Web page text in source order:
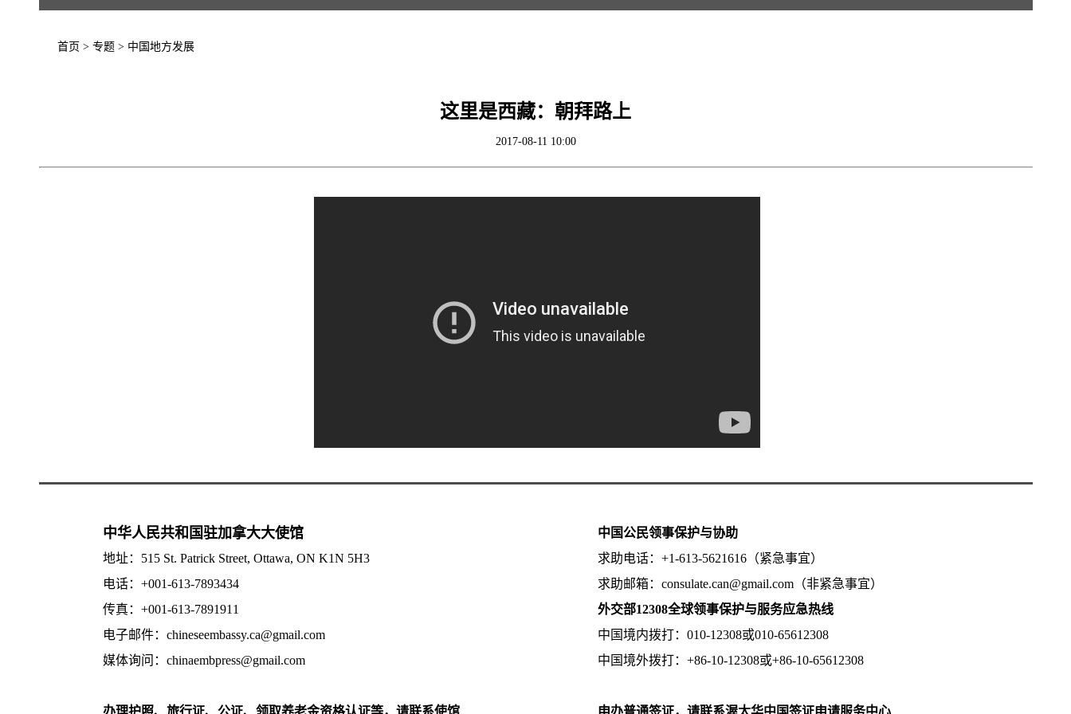
首页 > 专题> 中国地方发展
这里是西藏：朝拜路上
2017-08-11 10:00
中华人民共和国驻加拿大大使馆
地址：515 St. Patrick Street, Ottawa, ON K1N 5H3
电话：+001-613-7893434
传真：+001-613-7891911
电子邮件：chineseembassy.ca@gmail.com
媒体询问：chinaembpress@gmail.com
办理护照、旅行证、公证、领取养老金资格认证等，请联系使馆
中国公民领事保护与协助
求助电话：+1-613-5621616（紧急事宜）
求助邮箱：consulate.can@gmail.com（非紧急事宜）
外交部12308全球领事保护与服务应急热线
中国境内拨打：010-12308或010-65612308
中国境外拨打：+86-10-12308或+86-10-65612308
申办普通签证，请联系渥太华中国签证申请服务中心